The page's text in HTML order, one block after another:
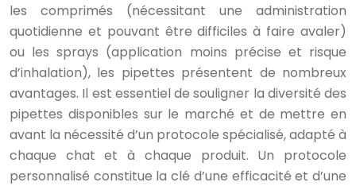
les comprimés (nécessitant une administration
quotidienne et pouvant être difficiles à faire avaler)
ou les sprays (application moins précise et risque
d’inhalation), les pipettes présentent de nombreux
avantages. Il est essentiel de souligner la diversité des
pipettes disponibles sur le marché et de mettre en
avant la nécessité d’un protocole spécialisé, adapté à
chaque chat et à chaque produit. Un protocole
personnalisé constitue la clé d’une efficacité et d’une